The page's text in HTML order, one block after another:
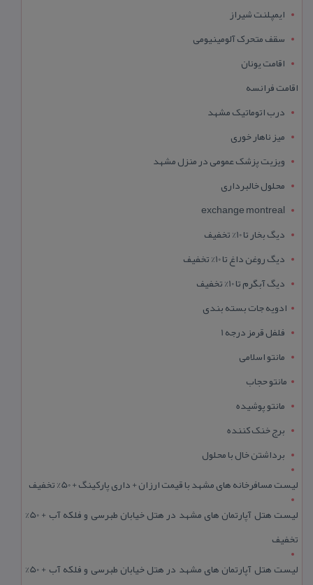
ایمپلنت شیراز
سقف متحرک آلومینیومی
اقامت یونان
اقامت فرانسه
درب اتوماتیک مشهد
میز ناهار خوری
ویزیت پزشک عمومی در منزل مشهد
محلول خالبرداری
exchange montreal
دیگ بخار تا 10% تخفیف
دیگ روغن داغ تا 10% تخفیف
دیگ آبگرم تا 10% تخفیف
ادویه جات بسته بندی
فلفل قرمز درجه 1
مانتو اسلامی
مانتو حجاب
مانتو پوشیده
برج خنک کننده
برداشتن خال با محلول
لیست مسافرخانه های مشهد با قیمت ارزان + داری پارکینگ + 50% تخفیف
لیست هتل آپارتمان های مشهد در هتل خیابان طبرسی و فلکه آب + 50%
تخفیف
لیست هتل آپارتمان های مشهد در هتل خیابان طبرسی و فلکه آب + 50%